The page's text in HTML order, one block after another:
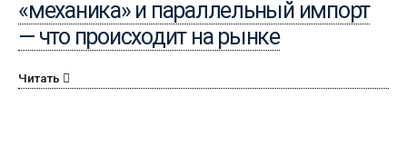
«механика» и параллельный импорт
— что происходит на рынке
Читать